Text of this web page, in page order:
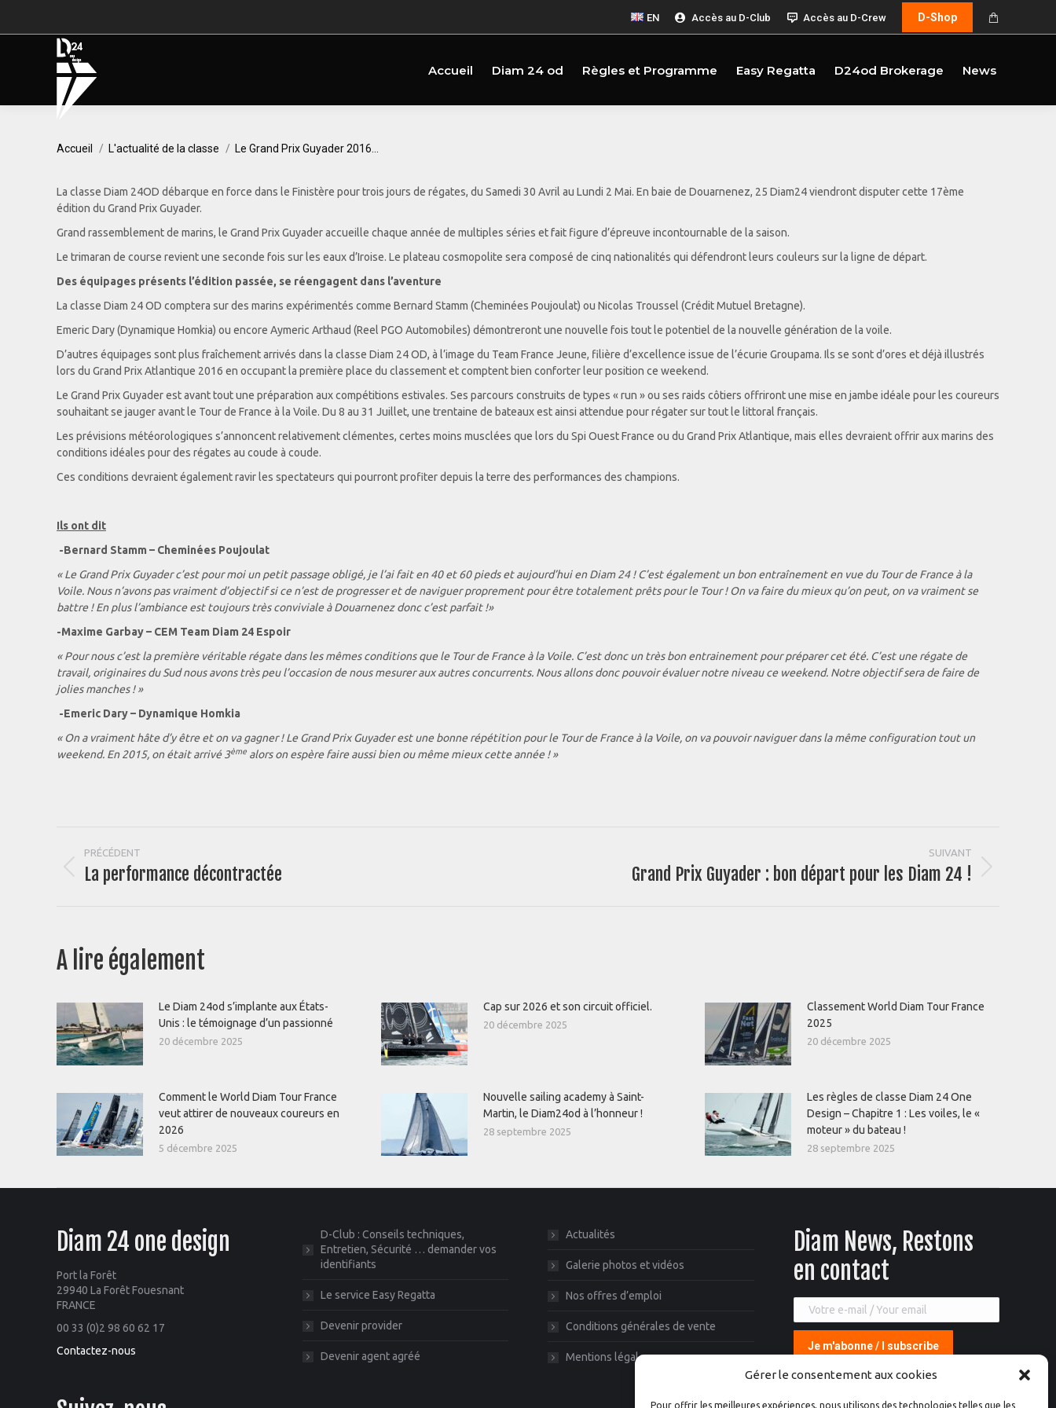
Gérer le consentement aux cookies
Pour offrir les meilleures expériences, nous utilisons des technologies telles que les
EN Accès au D-Club Accès au D-Crew D-Shop
Accueil Diam 24 od Règles et Programme Easy Regatta D24od Brokerage News
Accueil L'actualité de la classe Le Grand Prix Guyader 2016…
La classe Diam 24OD débarque en force dans le Finistère pour trois jours de régates, du Samedi 30 Avril au Lundi 2 Mai. En baie de Douarnenez, 25 Diam24 viendront disputer cette 17ème
édition du Grand Prix Guyader.
Grand rassemblement de marins, le Grand Prix Guyader accueille chaque année de multiples séries et fait figure d’épreuve incontournable de la saison.
Le trimaran de course revient une seconde fois sur les eaux d’Iroise. Le plateau cosmopolite sera composé de cinq nationalités qui défendront leurs couleurs sur la ligne de départ.
Des équipages présents l’édition passée, se réengagent dans l’aventure
La classe Diam 24 OD comptera sur des marins expérimentés comme Bernard Stamm (Cheminées Poujoulat) ou Nicolas Troussel (Crédit Mutuel Bretagne).
Emeric Dary (Dynamique Homkia) ou encore Aymeric Arthaud (Reel PGO Automobiles) démontreront une nouvelle fois tout le potentiel de la nouvelle génération de la voile.
D’autres équipages sont plus fraîchement arrivés dans la classe Diam 24 OD, à l’image du Team France Jeune, filière d’excellence issue de l’écurie Groupama. Ils se sont d’ores et déjà illustrés
lors du Grand Prix Atlantique 2016 en occupant la première place du classement et comptent bien conforter leur position ce weekend.
Le Grand Prix Guyader est avant tout une préparation aux compétitions estivales. Ses parcours construits de types « run » ou ses raids côtiers offriront une mise en jambe idéale pour les coureurs
souhaitant se jauger avant le Tour de France à la Voile. Du 8 au 31 Juillet, une trentaine de bateaux est ainsi attendue pour régater sur tout le littoral français.
Les prévisions météorologiques s’annoncent relativement clémentes, certes moins musclées que lors du Spi Ouest France ou du Grand Prix Atlantique, mais elles devraient offrir aux marins des
conditions idéales pour des régates au coude à coude.
Ces conditions devraient également ravir les spectateurs qui pourront profiter depuis la terre des performances des champions.
Ils ont dit
-Bernard Stamm – Cheminées Poujoulat
« Le Grand Prix Guyader c’est pour moi un petit passage obligé, je l’ai fait en 40 et 60 pieds et aujourd’hui en Diam 24 ! C’est également un bon entraînement en vue du Tour de France à la
Voile. Nous n’avons pas vraiment d’objectif si ce n’est de progresser et de naviguer proprement pour être totalement prêts pour le Tour ! On va faire du mieux qu’on peut, on va vraiment se
battre ! En plus l’ambiance est toujours très conviviale à Douarnenez donc c’est parfait !»
-Maxime Garbay – CEM Team Diam 24 Espoir
« Pour nous c’est la première véritable régate dans les mêmes conditions que le Tour de France à la Voile. C’est donc un très bon entrainement pour préparer cet été. C’est une régate de
travail, originaires du Sud nous avons très peu l’occasion de nous mesurer aux autres concurrents. Nous allons donc pouvoir évaluer notre niveau ce weekend. Notre objectif sera de faire de
jolies manches ! »
-Emeric Dary – Dynamique Homkia
« On a vraiment hâte d’y être et on va gagner ! Le Grand Prix Guyader est une bonne répétition pour le Tour de France à la Voile, on va pouvoir naviguer dans la même configuration tout un
weekend. En 2015, on était arrivé 3ème alors on espère faire aussi bien ou même mieux cette année ! »
Navigation
article
PRÉCÉDENT
Article
La performance décontractée
SUIVANT
Grand Prix Guyader : bon départ pour les Diam 24 !
A lire également
Le Diam 24od s’implante aux États-
Unis : le témoignage d’un passionné
20 décembre 2025
Cap sur 2026 et son circuit officiel.
20 décembre 2025
Classement World Diam Tour France
2025
20 décembre 2025
Comment le World Diam Tour France
veut attirer de nouveaux coureurs en
2026
5 décembre 2025
Nouvelle sailing academy à Saint-
Martin, le Diam24od à l’honneur !
28 septembre 2025
Les règles de classe Diam 24 One
Design – Chapitre 1 : Les voiles, le «
moteur » du bateau !
28 septembre 2025
Diam 24 one design
Port la Forêt
29940 La Forêt Fouesnant
FRANCE
00 33 (0)2 98 60 62 17
Contactez-nous
D-Club : Conseils techniques,
Entretien, Sécurité … demander vos
identifiants
Le service Easy Regatta
Devenir provider
Devenir agent agréé
Actualités
Galerie photos et vidéos
Nos offres d’emploi
Conditions générales de vente
Mentions légales
Diam News, Restons
en contact